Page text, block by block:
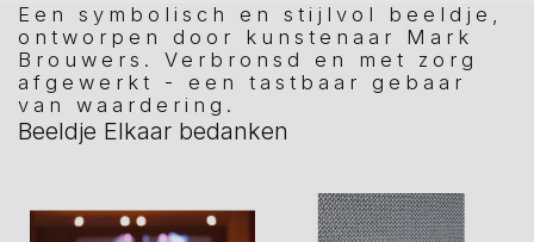
Een symbolisch en stijlvol beeldje,
ontworpen door kunstenaar Mark
Brouwers. Verbronsd en met zorg
afgewerkt - een tastbaar gebaar
van waardering.
Beeldje Elkaar bedanken